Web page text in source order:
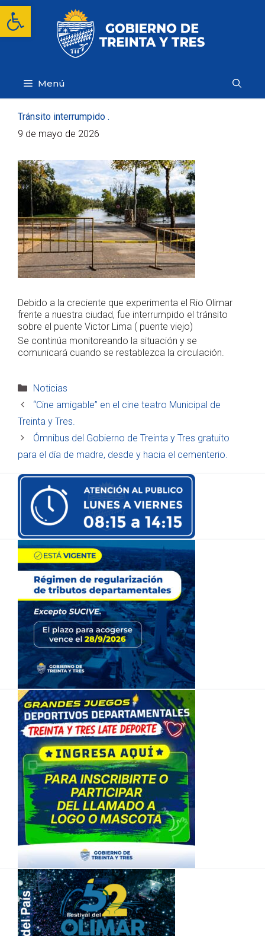
Abrir barra de herramientas
Saltar
contenido
Menú
Tránsito interrumpido .
9 de mayo de 2026
Debido a la creciente que experimenta el Rio Olimar
frente a nuestra ciudad, fue interrumpido el tránsito
sobre el puente Victor Lima ( puente viejo)
Se continúa monitoreando la situación y se
comunicará cuando se restablezca la circulación.
Categorías
Noticias
“Cine amigable” en el cine teatro Municipal de
Treinta y Tres.
Ómnibus del Gobierno de Treinta y Tres gratuito
para el día de madre, desde y hacia el cementerio.